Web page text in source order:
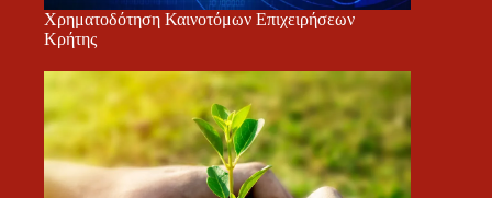
Χρηματοδότηση Καινοτόμων Επιχειρήσεων
Κρήτης